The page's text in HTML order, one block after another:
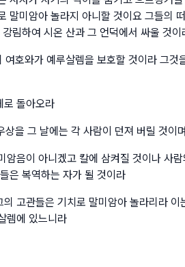
말미암아 놀라지 아니할 것이요 그들의
림하여 시온 산과 그 언덕에서 싸울 것이
호와가 예루살렘을 보호할 것이라 그것
로 돌아오라
을 그 날에는 각 사람이 던져 버릴 것이며
음이 아니겠고 칼에 삼켜질 것이나 사
은 복역하는 자가 될 것이라
고관들은 기치로 말미암아 놀라리라 이
렘에 있느니라